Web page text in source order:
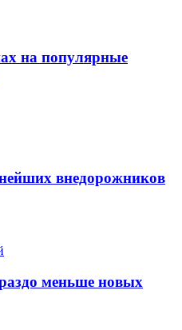
на популярные
внедорожников
меньше новых